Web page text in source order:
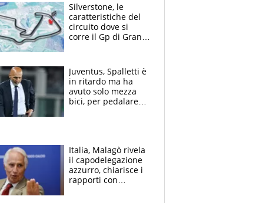
Silverstone, le
caratteristiche del
circuito dove si
corre il Gp di Gran
Juventus, Spalletti è
in ritardo ma ha
avuto solo mezza
bici, per pedalare
Italia, Malagò rivela
il capodelegazione
azzurro, chiarisce i
rapporti con